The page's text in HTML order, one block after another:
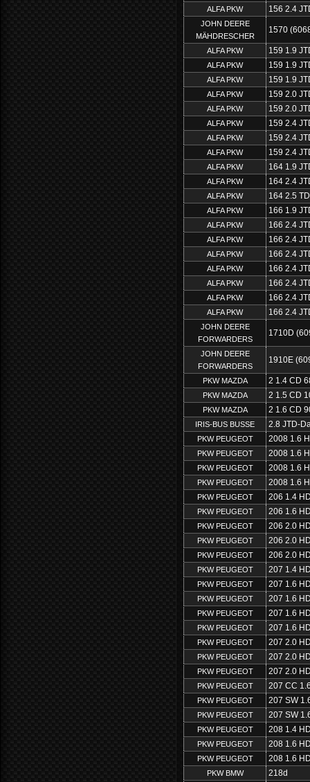
ALFA PKW 156 2.4
JOHN DEERE
MÄHDRESCHER
1570
ALFA PKW 159 1.9
ALFA PKW 159 1.9
ALFA PKW 159 1.9
ALFA PKW 159 2.0
ALFA PKW 159 2.0
ALFA PKW 159 2.4
ALFA PKW 159 2.4
ALFA PKW 159 2.4
ALFA PKW 164 1.9
ALFA PKW 164 2.4
ALFA PKW 164 2.5 TD
ALFA PKW 166 1.9
ALFA PKW 166 2.4
ALFA PKW 166 2.4
ALFA PKW 166 2.4
ALFA PKW 166 2.4
ALFA PKW 166 2.4
ALFA PKW 166 2.4
ALFA PKW 166 2.4
JOHN DEERE
FORWARDERS
1710D
JOHN DEERE
FORWARDERS
1910E
PKW MAZDA 2 1.4 CD
PKW MAZDA 2 1.5 CD
PKW MAZDA 2 1.6 CD
IRIS-BUS BUSSE 2.8 JTD-
PKW PEUGEOT 2008 1.6
PKW PEUGEOT 2008 1.6
PKW PEUGEOT 2008 1.6
PKW PEUGEOT 2008 1.6
PKW PEUGEOT 206 1.4
PKW PEUGEOT 206 1.6
PKW PEUGEOT 206 2.0
PKW PEUGEOT 206 2.0
PKW PEUGEOT 206 2.0
PKW PEUGEOT 207 1.4
PKW PEUGEOT 207 1.6
PKW PEUGEOT 207 1.6
PKW PEUGEOT 207 1.6
PKW PEUGEOT 207 1.6
PKW PEUGEOT 207 2.0
PKW PEUGEOT 207 2.0
PKW PEUGEOT 207 2.0
PKW PEUGEOT 207 CC
PKW PEUGEOT 207 SW
PKW PEUGEOT 207 SW
PKW PEUGEOT 208 1.4
PKW PEUGEOT 208 1.6
PKW PEUGEOT 208 1.6
PKW BMW 218d